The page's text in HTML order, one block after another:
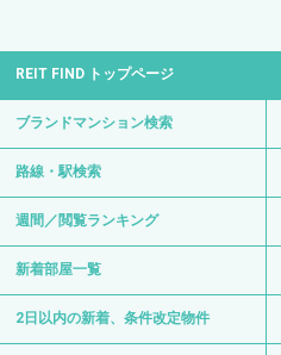
REIT FIND トップページ
ブランドマンション検索
路線・駅検索
週間／閲覧ランキング
新着部屋一覧
2日以内の新着、条件改定物件